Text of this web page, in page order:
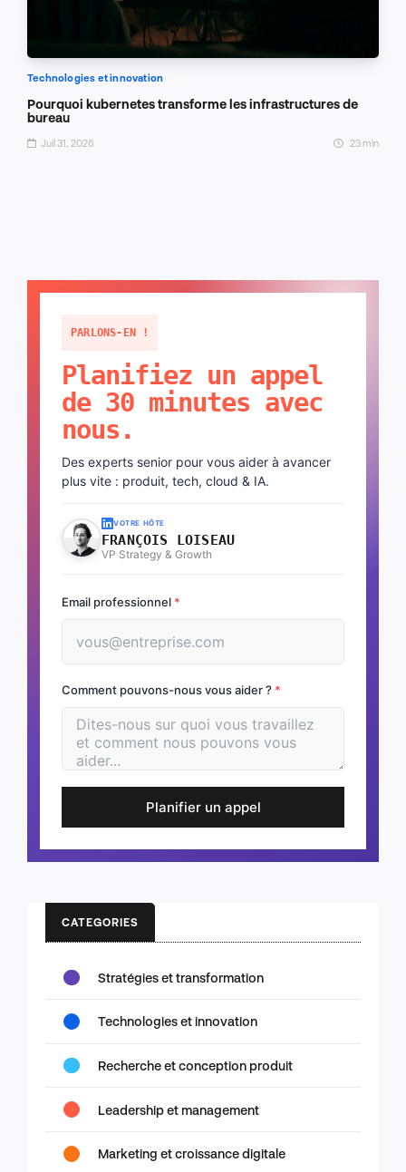
Technologies et innovation
Pourquoi kubernetes transforme les infrastructures de
bureau
Juil 31, 2026 23 min
PARLONS-EN !
Planifiez un appel
de 30 minutes avec
nous.
Des experts senior pour vous aider à avancer
plus vite : produit, tech, cloud & IA.
VOTRE HÔTE
FRANÇOIS LOISEAU
VP Strategy & Growth
Email professionnel *
Comment pouvons-nous vous aider ? *
Planifier un appel
CATEGORIES
Stratégies et transformation
Technologies et innovation
Recherche et conception produit
Leadership et management
Marketing et croissance digitale